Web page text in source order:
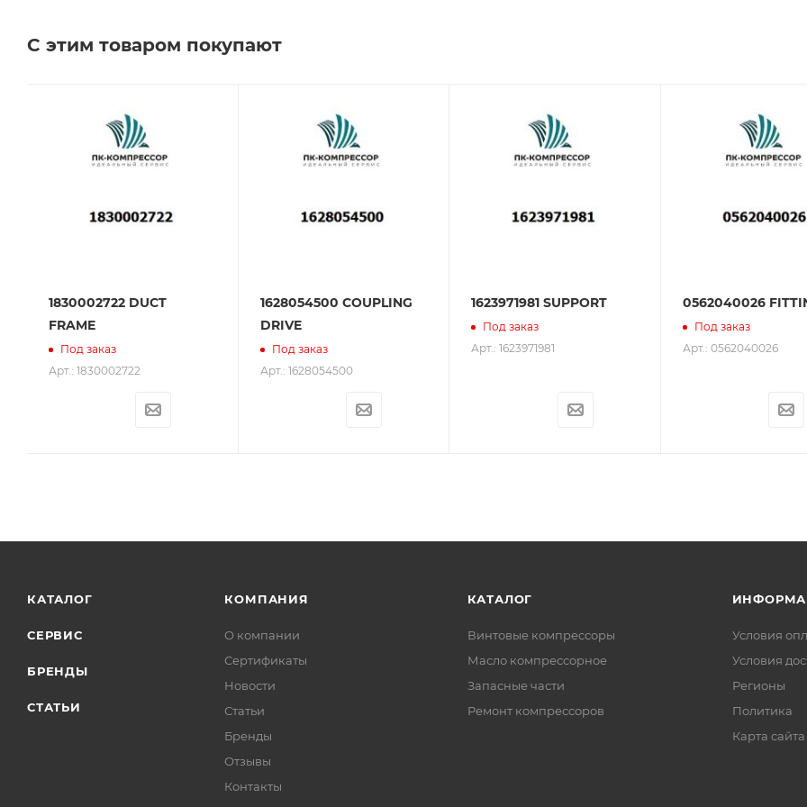
Сервисное обслуживание на всех этапах использования оборудования. ООО «ПК-Компрессор» - надежный
С этим товаром покупают
1830002722 DUCT
FRAME
Под заказ
Арт.: 1830002722
1628054500 COUPLING
DRIVE
Под заказ
Арт.: 1628054500
1623971981 SUPPORT
Под заказ
Арт.: 1623971981
0562040026
Под заказ
Арт.: 0562040026
КАТАЛОГ
СЕРВИС
БРЕНДЫ
СТАТЬИ
КОМПАНИЯ
О компании
Сертификаты
Новости
Статьи
Бренды
Отзывы
Контакты
КАТАЛОГ
Винтовые компрессоры
Масло компрессорное
Запасные части
Ремонт компрессоров
Условия
Условия
Регионы
Политика
Карта сайта